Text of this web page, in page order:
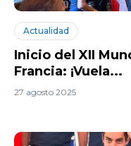
Actualidad
Inicio del XII
Francia: ¡Vuela...
27 agosto 2025